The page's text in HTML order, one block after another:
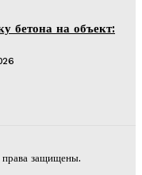
бетона на объект:
защищены.